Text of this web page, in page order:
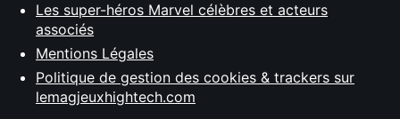
Les super-héros Marvel célèbres et acteurs
associés
Mentions Légales
Politique de gestion des cookies & trackers sur
lemagjeuxhightech.com